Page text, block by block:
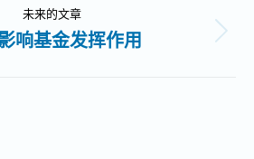
的
文
未来的文章
未
响基金发挥作用